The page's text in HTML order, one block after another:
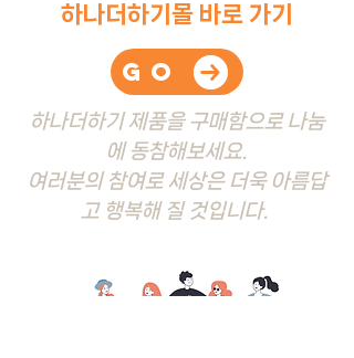
하나더하기몰 바로 가기
go
하나더하기 제품을 구매함으로 나눔
에 동참해보세요.
​여러분의 참여로 세상은 더욱 아름답
고 행복해 질 것입니다.